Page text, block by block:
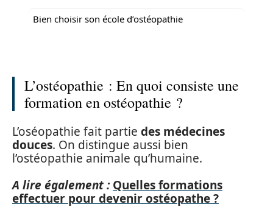
Bien choisir son école d’ostéopathie
L’ostéopathie : En quoi consiste une
formation en ostéopathie ?
L’oséopathie fait partie des médecines
douces. On distingue aussi bien
l’ostéopathie animale qu’humaine.
A lire également : Quelles formations
effectuer pour devenir ostéopathe ?